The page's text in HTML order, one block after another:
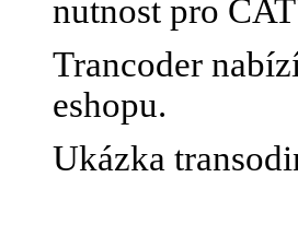
nutnost pro
Trancoder
eshopu.
Ukázka